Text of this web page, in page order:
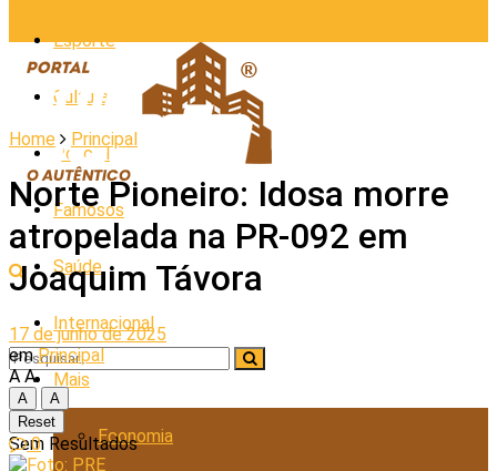
Esporte
Cultura
Policial
Famosos
Saúde
Internacional
Mais
Economia
Sem Resultados
Home Principal
Norte Pioneiro: Idosa morre
atropelada na PR-092 em
Joaquim Távora
17 de junho de 2025
em Principal
A A
A
A
Reset
0